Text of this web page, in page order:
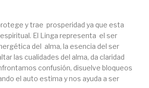
y trae prosperidad ya que esta
El Linga representa el ser
del alma, la esencia del ser
las cualidades del alma, da claridad
confusión, disuelve bloqueos
el auto estima y nos ayuda a ser